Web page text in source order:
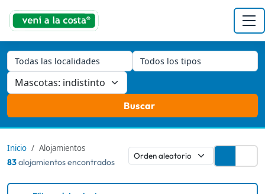
Todas las localidades Todos los tipos
Buscar
Inicio
Alojamientos
83alojamientos encontrados